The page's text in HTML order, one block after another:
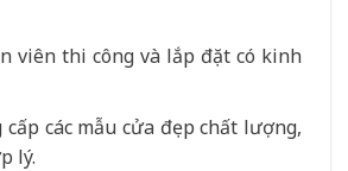
viên thi công và lắp đặt có kinh
cấp các mẫu cửa đẹp chất lượng,
lý.